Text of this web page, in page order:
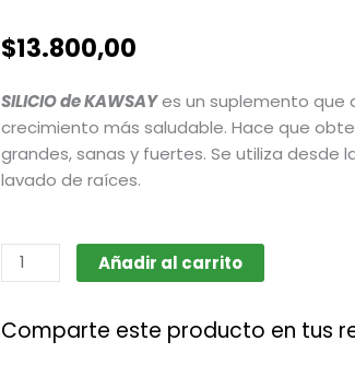
$13.800,00
SILICIO de KAWSAYes un suplemento que
crecimiento más saludable. Hace que
grandes, sanas y fuertes. Se utiliza desde
lavado de raíces.
Silicio
x500ml
cantidad
Añadir al carrito
Comparte este producto en tus